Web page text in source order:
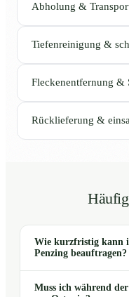
Abholung &
Tiefenreinigung &
Fleckenentfernung &
Rücklieferung &
Wie kurzfristig kann
Penzing beauftragen?
Muss ich während